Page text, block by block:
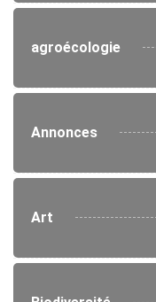
agroécologie
Annonces
Art